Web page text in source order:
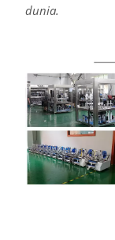
dunia.